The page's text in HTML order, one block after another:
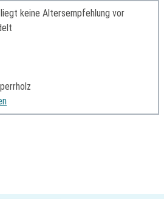
keine Altersempfehlung vor